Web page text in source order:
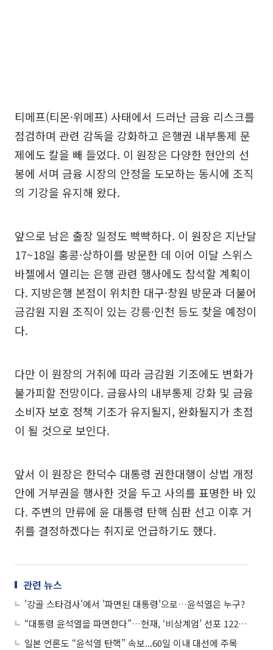
티메프(티몬·위메프) 사태에서 드러난 금융 리스크를
점검하며 관련 감독을 강화하고 은행권 내부통제 문
제에도 칼을 빼 들었다. 이 원장은 다양한 현안의 선
봉에 서며 금융 시장의 안정을 도모하는 동시에 조직
의 기강을 유지해 왔다.
앞으로 남은 출장 일정도 빡빡하다. 이 원장은 지난달
17~18일 홍콩·상하이를 방문한 데 이어 이달 스위스
바젤에서 열리는 은행 관련 행사에도 참석할 계획이
다. 지방은행 본점이 위치한 대구·창원 방문과 더불어
금감원 지원 조직이 있는 강릉·인천 등도 찾을 예정이
다.
다만 이 원장의 거취에 따라 금감원 기조에도 변화가
불가피할 전망이다. 금융사의 내부통제 강화 및 금융
소비자 보호 정책 기조가 유지될지, 완화될지가 초점
이 될 것으로 보인다.
앞서 이 원장은 한덕수 대통령 권한대행이 상법 개정
안에 거부권을 행사한 것을 두고 사의를 표명한 바 있
다. 주변의 만류에 윤 대통령 탄핵 심판 선고 이후 거
취를 결정하겠다는 취지로 언급하기도 했다.
관련 뉴스
'강골 스타검사'에서 '파면된 대통령'으로…윤석열은 누구?
“대통령 윤석열을 파면한다”…헌재, ‘비상계엄’ 선포 122일만 탄핵
일본 언론도 “윤석열 탄핵” 속보...60일 이내 대선에 주목